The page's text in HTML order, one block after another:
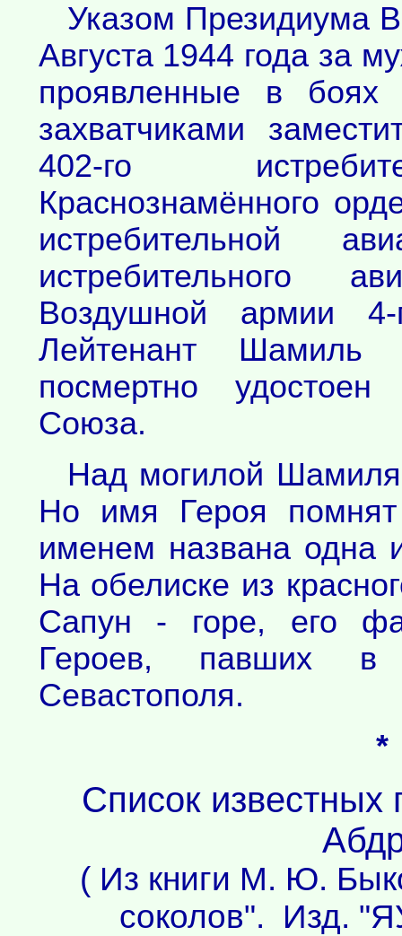
Указом Президиума
Августа 1944 года за
проявленные в
захватчиками
402-го
Краснознамённого
истребительной
истребительного
Воздушной армии
Лейтенант Шамиль
посмертно
Союза.
Над могилой
Но имя Героя
именем названа одна
На обелиске из
Сапун - горе, его
Героев, павших в
Севастополя.
Список
( Из книги М. Ю.
соколов". Изд.